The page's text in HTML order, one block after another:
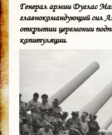
Генерал армии Дуглас
главнокомандующий сил
открытии церемонии
капитуляции.